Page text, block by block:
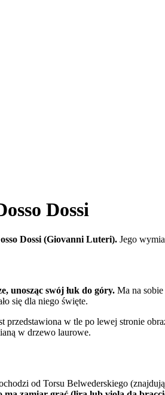
Dossi
Dossi (Giovanni Luteri). Jego
unosząc swój łuk do góry. Ma na
się dla niego święte.
przedstawiona w tle po lewej stronie
w drzewo laurowe.
od Torsu Belwederskiego